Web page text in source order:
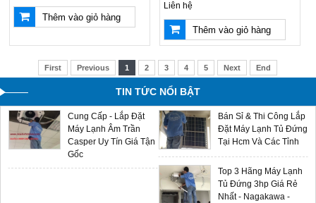
Thêm vào giỏ hàng
Liên hệ
Thêm vào giỏ hàng
First Previous 1 2 3 4 5 Next End
TIN TỨC NỔI BẬT
Sản Phẩm Mới 2024
Aqua - Đại Lý Phân
Phối Chính Hãng Giá
R32 - Sản Phẩm Mới
2024 Giá Sỉ Tại Ánh
Cung Cấp - Lắp Đặt
Máy Lạnh Âm Trần
Casper Uy Tín Giá Tận
Gốc
Bán Sỉ & Thi Công Lắp
Đặt Máy Lạnh Tủ Đứng
Tại Hcm Và Các Tỉnh
Top 3 Hãng Máy Lạnh
Tủ Đứng 3hp Giá Rẻ
Nhất - Nagakawa -